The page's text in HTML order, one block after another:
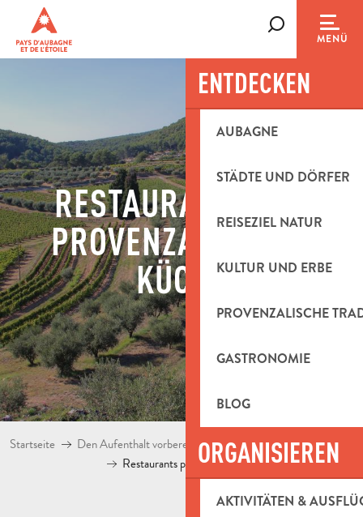
contenu
MENÜ
ENTDECKEN
AUBAGNE
STÄDTE UND DÖRFER
REISEZIEL NATUR
KULTUR UND ERBE
PROVENZALISCHE
GASTRONOMIE
BLOG
ORGANISIEREN
AKTIVITÄTEN &
RESTAURANTS MIT
PROVENZALISCHER
KÜCHE
Startseite Den Aufenthalt vorbereiten
Restaurants in Pays
Restaurants provenzalische Küche